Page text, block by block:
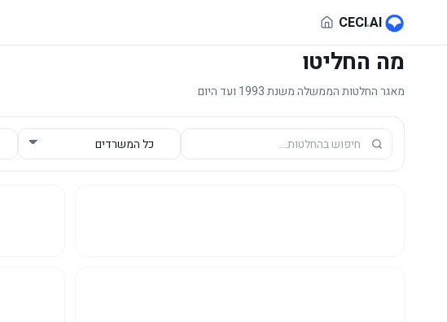
דלג לתוכן הראשי
CECI.AI
מה החליטו
מאגר החלטות הממשלה משנת 1993 ועד היום